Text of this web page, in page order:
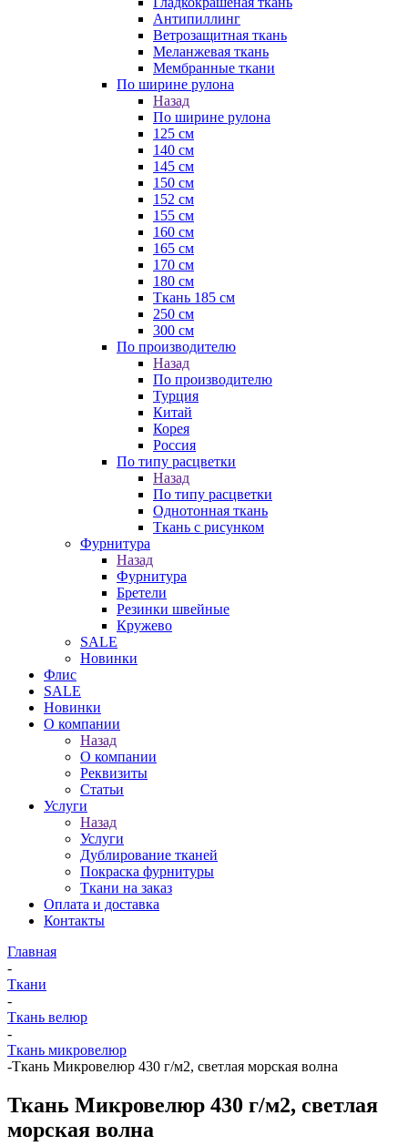
Антипиллинг
Ветрозащитная ткань
Меланжевая ткань
Мембранные ткани
По ширине рулона
Назад
По ширине рулона
125 см
140 см
145 см
150 см
152 см
155 см
160 см
165 см
170 см
180 см
Ткань 185 см
250 см
300 см
По производителю
Назад
По производителю
Турция
Китай
Корея
Россия
По типу расцветки
Назад
По типу расцветки
Однотонная ткань
Ткань с рисунком
Фурнитура
Назад
Фурнитура
Бретели
Резинки швейные
Кружево
SALE
Новинки
Флис
SALE
Новинки
О компании
Назад
О компании
Реквизиты
Статьи
Услуги
Назад
Услуги
Дублирование тканей
Покраска фурнитуры
Ткани на заказ
Оплата и доставка
Контакты
Главная
-
Ткани
-
Ткань велюр
-
Ткань микровелюр
-Ткань Микровелюр 430 г/м2, светлая морская волна
Ткань Микровелюр 430 г/м2, светлая
морская волна